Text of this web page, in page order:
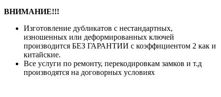
ВНИМАНИЕ!!!
Изготовление дубликатов с нестандартных,
изношенных или деформированных ключей
производится БЕЗ ГАРАНТИИ с коэффициентом 2 как и
китайские.
Все услуги по ремонту, перекодировкам замков и т.д
производятся на договорных условиях